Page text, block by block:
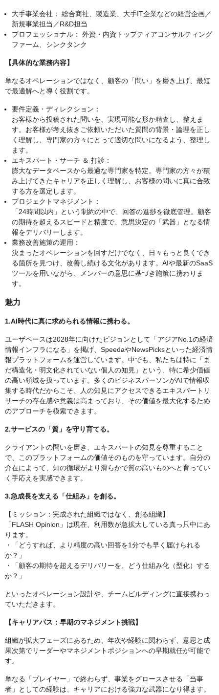
大手事業会社： 総合商社、製造業、大手IT企業などの経営企画／
新規事業担当／R&D担当
プロフェッショナル： 外資・内資トップティアコンサルティング
ファーム、シンクタンク
【具体的な業務内容】
単なるオペレーションではなく、顧客の「問い」を磨き上げ、最短
で最適解へと導く役割です。
要件定義・ディレクション：
お客様から投稿された問いを、実現可能な形か精査し、整えま
す。お客様が考え抜きご依頼いただいた質問の背景・論理を正し
く理解し、専門家の方々にとって適切な問いになるよう、整理し
ます。
エキスパート・サーチ ＆ 打診：
膨大なデータベースから最適な専門家を特定。専門家の方々が積
み上げてきたキャリアを正しく理解し、お客様の問いに真に合致
する方を選定します。
プロジェクトマネジメント：
「24時間以内」という制約の中で、回答の進捗を徹底管理。顧客
の期待を超えるスピードと精度で、意思決定の「武器」となる情
報をデリバリーします。
業務改善施策の運用：
決まったオペレーションを回すだけでなく、日々もっと良くでき
る箇所を見つけ、改善し続ける文化があります。AIや最新のSaaS
ツールを用いながら、メンバーの意思に基づき施策に携わりま
す。
魅力
1.AI時代に真に求められる情報に携わる。
ユーザベースは2028年に向けたビジョンとして「アジアNo.1の経済
情報インフラになる」を掲げ、SpeedaやNewsPicksといった経済情
報プラットフォームを運営しています。中でも、私たちは特に「ま
だ構造化・明文化されていない個人の知見」という、特に希少価値
の高い領域を扱っています。多くのビジネスパーソンがAIで情報収
集する時代だからこそ、人の知見にアクセスできるエキスパートリ
サーチの存在感や意義は高まっており、その価値を最大化するため
のアプローチを模索できます。
2.サービスの「質」を守り育てる。
クライアントの問いを磨き、エキスパートの知見を尊重すること
で、このプラットフォームの価値そのものを守っています。自分の
介在によって、知の循環がより滑らかで質の高いものへと育ってい
く手応えを実感できます。
3.急成長を支える「仕組み」を創る。
【ミッション：完成された組織ではなく、創る組織】
「FLASH Opinion」は現在、利用数が急拡大している真っ只中にあ
ります。
・「どうすれば、より精度の高い回答を1分でも早く届けられる
か？」
・「顧客の期待を超えるデリバリーを、どう仕組み化（型化）する
か？」
といったオペレーション設計や、チームビルディングに直接携わっ
ていただきます。
【キャリアパス：早期のマネジメント挑戦】
組織が拡大フェーズにあるため、年次や経験に関わらず、意思と成
果次第でリーダーやマネジメントポジションへの早期就任が可能で
す。
単なる「プレイヤー」で終わらず、事業をグロースさせる「当事
者」としての経験は、キャリアにおける強力な武器になり得ます。